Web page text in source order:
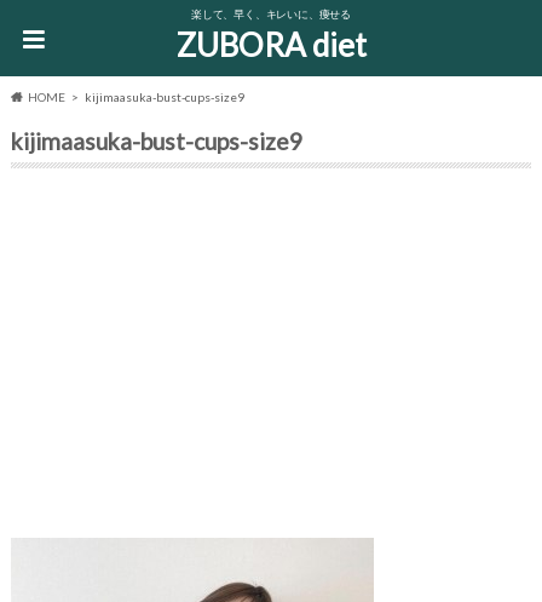
楽して、早く、キレいに、痩せる
ZUBORA diet
HOME kijimaasuka-bust-cups-size9
kijimaasuka-bust-cups-size9